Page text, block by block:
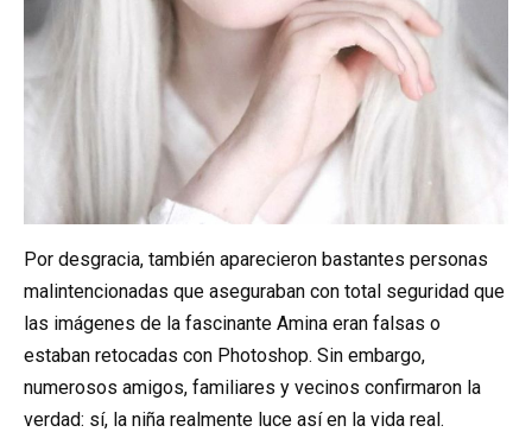
Por desgracia, también aparecieron bastantes personas
malintencionadas que aseguraban con total seguridad que
las imágenes de la fascinante Amina eran falsas o
estaban retocadas con Photoshop. Sin embargo,
numerosos amigos, familiares y vecinos confirmaron la
verdad: sí, la niña realmente luce así en la vida real.